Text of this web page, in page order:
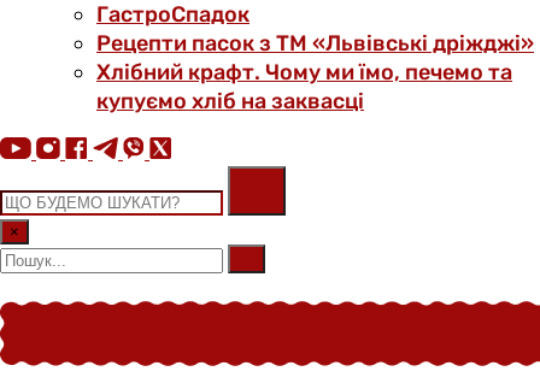
ГастроСпадок
Рецепти пасок з ТМ «Львівські дріжджі»
Хлібний крафт. Чому ми їмо, печемо та
купуємо хліб на заквасці
×